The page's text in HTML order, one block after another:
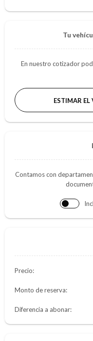
Tu
En nuestro cotizador
ESTIMAR EL
Contamos con
Precio:
Monto de reserva:
Diferencia a abonar: